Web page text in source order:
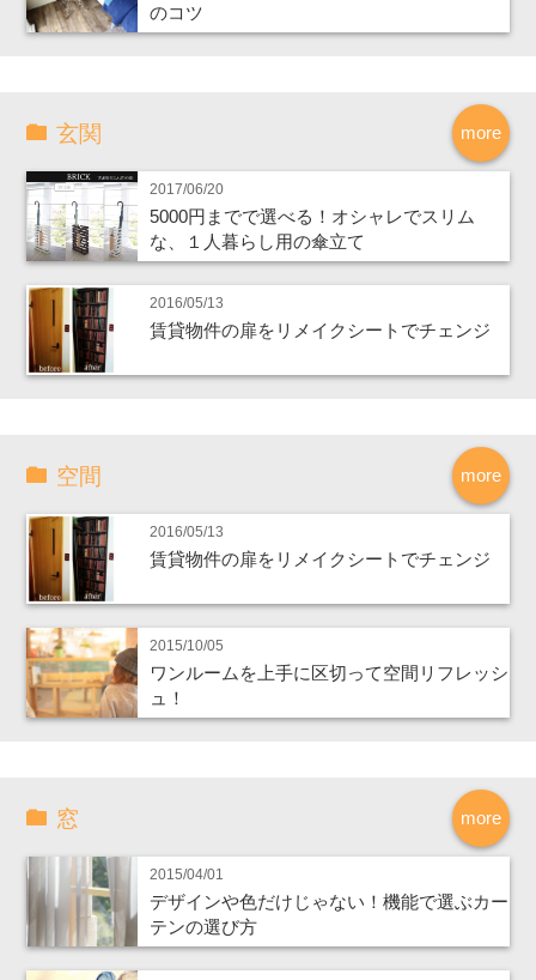
のコツ
more
玄関
2017/06/20
5000円までで選べる！オシャレでスリム
な、１人暮らし用の傘立て
2016/05/13
賃貸物件の扉をリメイクシートでチェンジ
more
空間
2016/05/13
賃貸物件の扉をリメイクシートでチェンジ
2015/10/05
ワンルームを上手に区切って空間リフレッシ
ュ！
more
窓
2015/04/01
デザインや色だけじゃない！機能で選ぶカー
テンの選び方